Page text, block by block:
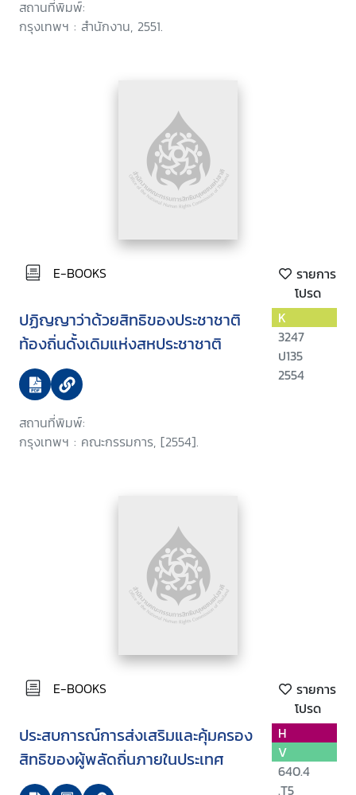
สถานที่พิมพ์:
กรุงเทพฯ : สำนักงาน, 2551.
E-BOOKS
รายการ
โปรด
ปฏิญญาว่าด้วยสิทธิของประชาชาติ
ท้องถิ่นดั้งเดิมแห่งสหประชาชาติ
สถานที่พิมพ์:
กรุงเทพฯ : คณะกรรมการ, [2554].
K
3247
ป135
2554
E-BOOKS
รายการ
โปรด
ประสบการณ์การส่งเสริมและคุ้มครอง
สิทธิของผู้พลัดถิ่นภายในประเทศ
H
V
640.4
.T5